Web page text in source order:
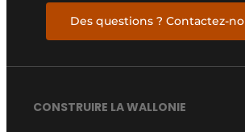
Des questions ? Contactez-
CONSTRUIRE LA WALLONIE